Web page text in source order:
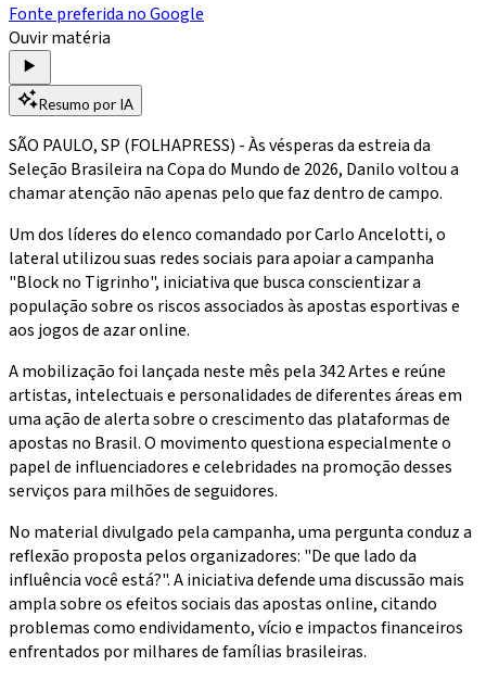
Fonte preferida no Google
Ouvir matéria
Resumo por IA
SÃO PAULO, SP (FOLHAPRESS) - Às vésperas da estreia da
Seleção Brasileira na Copa do Mundo de 2026, Danilo voltou a
chamar atenção não apenas pelo que faz dentro de campo.
Um dos líderes do elenco comandado por Carlo Ancelotti, o
lateral utilizou suas redes sociais para apoiar a campanha
"Block no Tigrinho", iniciativa que busca conscientizar a
população sobre os riscos associados às apostas esportivas e
aos jogos de azar online.
A mobilização foi lançada neste mês pela 342 Artes e reúne
artistas, intelectuais e personalidades de diferentes áreas em
uma ação de alerta sobre o crescimento das plataformas de
apostas no Brasil. O movimento questiona especialmente o
papel de influenciadores e celebridades na promoção desses
serviços para milhões de seguidores.
No material divulgado pela campanha, uma pergunta conduz a
reflexão proposta pelos organizadores: "De que lado da
influência você está?". A iniciativa defende uma discussão mais
ampla sobre os efeitos sociais das apostas online, citando
problemas como endividamento, vício e impactos financeiros
enfrentados por milhares de famílias brasileiras.